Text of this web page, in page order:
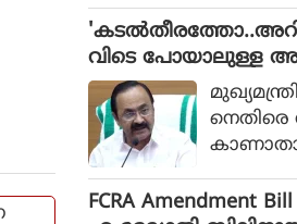
ആദർശ്
പൊലീസ്
പണം
വിടെ പോയാലുള്ള
ന്ത്രിയുടെ പരാമർശം
മാപ്പ് പറയണമെന്ന്
നെതിരെ
മകൾ.
FCRA